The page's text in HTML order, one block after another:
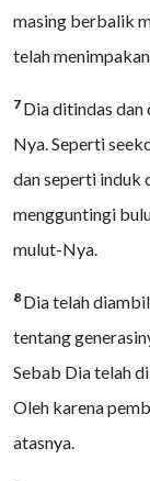
masing berbalik
telah
7 Dia ditindas
Nya. Seperti
dan seperti induk
mengguntingi
mulut-Nya.
8 Dia telah
tentang
Sebab Dia telah
Oleh karena
atasnya.